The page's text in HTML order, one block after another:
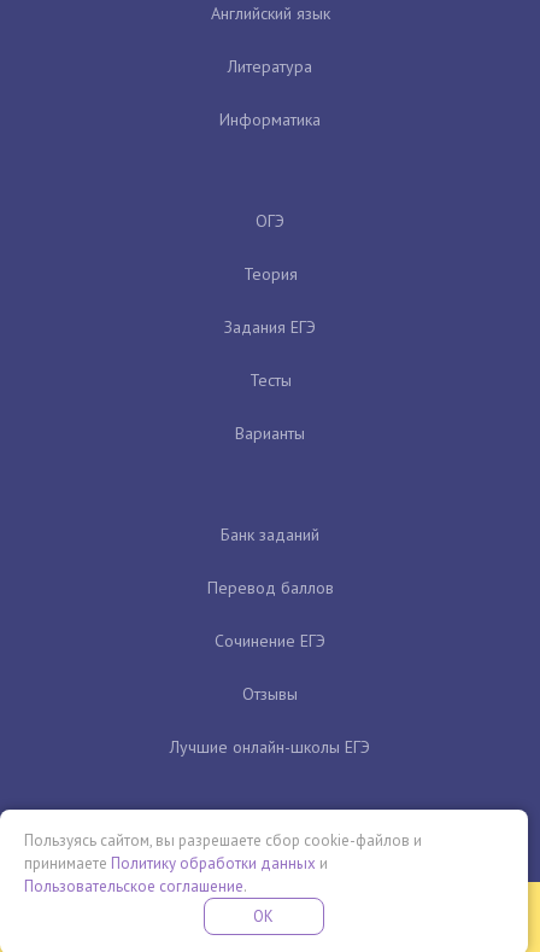
Английский язык
Литература
Информатика
ОГЭ
Теория
Задания ЕГЭ
Тесты
Варианты
Банк заданий
Перевод баллов
Сочинение ЕГЭ
Отзывы
Лучшие онлайн-школы ЕГЭ
Бесплатная летняя школа
ПРОВЕДИ ЭТО ЛЕТО С ПОЛЬЗОЙ
Пользуясь сайтом, вы разрешаете сбор cookie-файлов и
принимаете Политику обработки данных и
Пользовательское соглашение.
OK